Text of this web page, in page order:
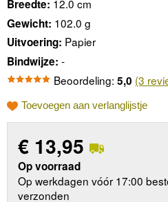
Breedte: 12.0 cm
Gewicht: 102.0 g
Uitvoering: Papier
Bindwijze: -
Beoordeling: 5,0 (3
Toevoegen aan verlanglijstje
€ 13,95
Op voorraad
Op werkdagen vóór 17:00
verzonden